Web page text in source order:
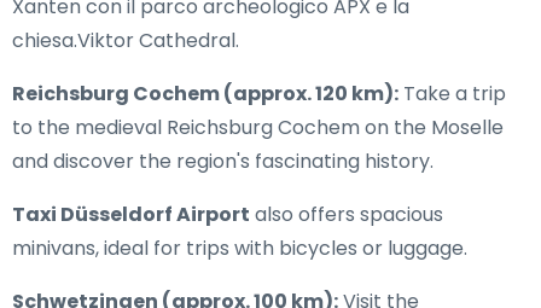
Xanten con il parco archeologico APX e la
chiesa.Viktor Cathedral.
Reichsburg Cochem (approx. 120 km): Take a trip
to the medieval Reichsburg Cochem on the Moselle
and discover the region's fascinating history.
Taxi Düsseldorf Airport also offers spacious
minivans, ideal for trips with bicycles or luggage.
Schwetzingen (approx. 100 km):Visit the